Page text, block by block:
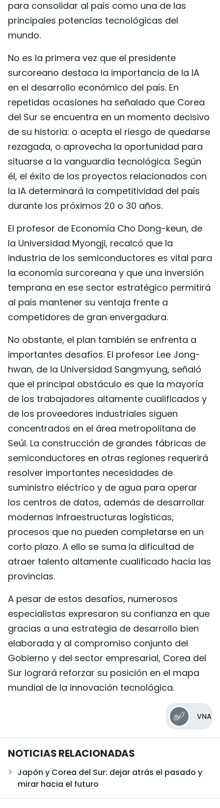
para consolidar al país como una de las
principales potencias tecnológicas del
mundo.
No es la primera vez que el presidente
surcoreano destaca la importancia de la IA
en el desarrollo económico del país. En
repetidas ocasiones ha señalado que Corea
del Sur se encuentra en un momento decisivo
de su historia: o acepta el riesgo de quedarse
rezagada, o aprovecha la oportunidad para
situarse a la vanguardia tecnológica. Según
él, el éxito de los proyectos relacionados con
la IA determinará la competitividad del país
durante los próximos 20 o 30 años.
El profesor de Economía Cho Dong-keun, de
la Universidad Myongji, recalcó que la
industria de los semiconductores es vital para
la economía surcoreana y que una inversión
temprana en ese sector estratégico permitirá
al país mantener su ventaja frente a
competidores de gran envergadura.
No obstante, el plan también se enfrenta a
importantes desafíos. El profesor Lee Jong-
hwan, de la Universidad Sangmyung, señaló
que el principal obstáculo es que la mayoría
de los trabajadores altamente cualificados y
de los proveedores industriales siguen
concentrados en el área metropolitana de
Seúl. La construcción de grandes fábricas de
semiconductores en otras regiones requerirá
resolver importantes necesidades de
suministro eléctrico y de agua para operar
los centros de datos, además de desarrollar
modernas infraestructuras logísticas,
procesos que no pueden completarse en un
corto plazo. A ello se suma la dificultad de
atraer talento altamente cualificado hacia las
provincias.
A pesar de estos desafíos, numerosos
especialistas expresaron su confianza en que
gracias a una estrategia de desarrollo bien
elaborada y al compromiso conjunto del
Gobierno y del sector empresarial, Corea del
Sur logrará reforzar su posición en el mapa
mundial de la innovación tecnológica.
VNA
NOTICIAS RELACIONADAS
Japón y Corea del Sur: dejar atrás el pasado y
mirar hacia el futuro